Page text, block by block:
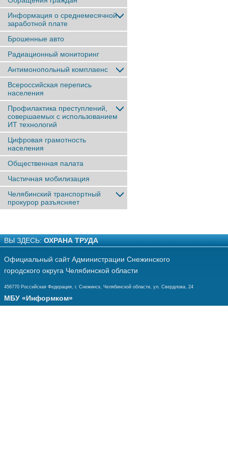
Информация о среднемесячной
заработной плате
Брошенные авто
Радиационный мониторинг
Антимонопольный комплаенс
Всероссийская перепись
населения
Профилактика преступлений,
совершаемых с использованием
ИТ технологий
Цифровая грамотность
населения
Общественная палата
Частичная мобилизация
Челябинский транспортный
прокурор разъясняет
ВЫ ЗДЕСЬ: ОХРАНА ТРУДА
Официальный сайт Администрации Снежинского
городского округа Челябинской области
456770 Российская Федерация, г. Снежинск, Челябинской области, ул. Свердлова, 24
МБУ «Информком»